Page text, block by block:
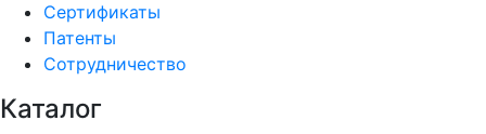
Сертификаты
Патенты
Сотрудничество
Каталог